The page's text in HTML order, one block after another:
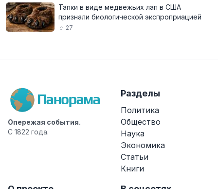
Тапки в виде медвежьих лап в США
признали биологической экспроприацией
27
Опережая события.
С 1822 года.
Разделы
Политика
Общество
Наука
Экономика
Статьи
Книги